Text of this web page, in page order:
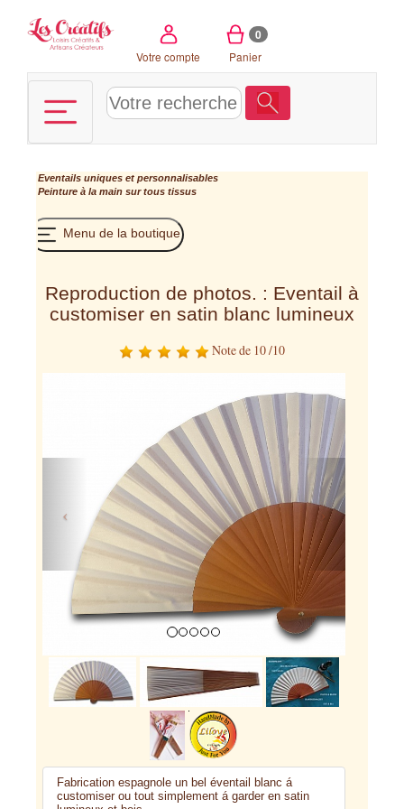
Votre compte
0
Panier
Eventails uniques et personnalisables
Peinture à la main sur tous tissus
Menu de la boutique
Reproduction de photos. : Eventail à
customiser en satin blanc lumineux
Note de 10 /10
Previous Next
Fabrication espagnole un bel éventail blanc á
customiser ou tout simplement á garder en satin